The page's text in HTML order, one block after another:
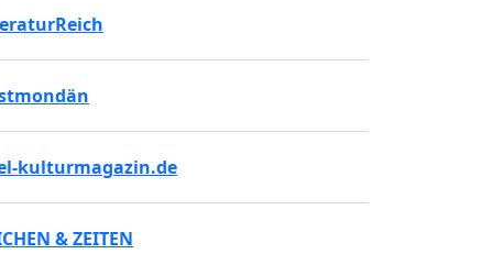
kulturmagazin.de
& ZEITEN